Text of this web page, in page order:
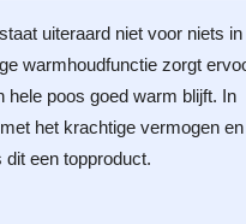
uiteraard niet voor niets
warmhoudfunctie zorgt
hele poos goed warm blijft. In
het krachtige vermogen
dit een topproduct.